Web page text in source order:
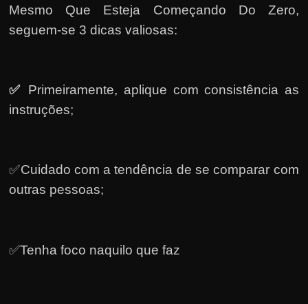
Mesmo Que Esteja Começando Do Zero,
seguem-se 3 dicas valiosas:
✅ Primeiramente, aplique com consistência as
instruções;
✅Cuidado com a tendência de se comparar com
outras pessoas;
✅Tenha foco naquilo que faz